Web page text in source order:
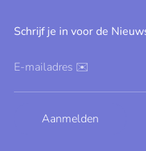
Schrijf je in voor de
E-mailadres ✉️
Aanmelden